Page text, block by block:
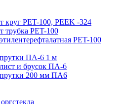
круг PET-100, PEEK -324
трубка PET-100
PET-100
ПА-6 1 м
и брусок ПА-6
200 мм ПА6